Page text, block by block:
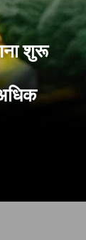
शुरू